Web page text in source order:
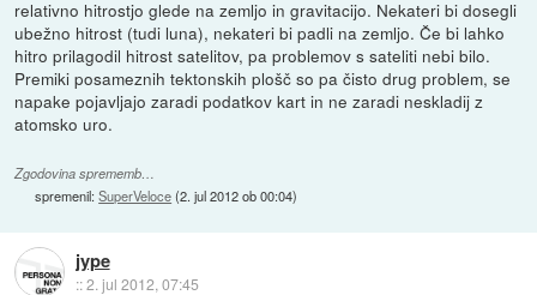
relativno hitrostjo glede na zemljo in gravitacijo. Nekateri bi dosegli
ubežno hitrost (tudi luna), nekateri bi padli na zemljo. Če bi lahko
hitro prilagodil hitrost satelitov, pa problemov s sateliti nebi bilo.
Premiki posameznih tektonskih plošč so pa čisto drug problem, se
napake pojavljajo zaradi podatkov kart in ne zaradi neskladij z
atomsko uro.
Zgodovina sprememb…
spremenil:SuperVeloce(2. jul 2012 ob 00:04)
jype
::2. jul 2012, 07:45